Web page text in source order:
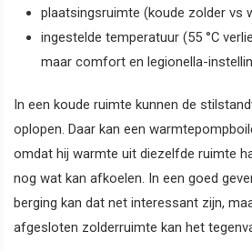
plaatsingsruimte (koude zolder vs
ingestelde temperatuur (55 °C
maar comfort en legionella-
In een koude ruimte kunnen de
oplopen. Daar kan een
omdat hij warmte uit diezelfde ruimte
nog wat kan afkoelen. In een goed
berging kan dat net interessant zijn,
afgesloten zolderruimte kan het